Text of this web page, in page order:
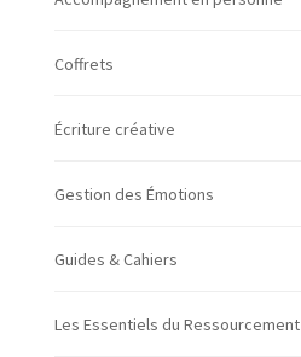
Coffrets
Écriture créative
Gestion des Émotions
Guides & Cahiers
Les Essentiels du Ressourcement